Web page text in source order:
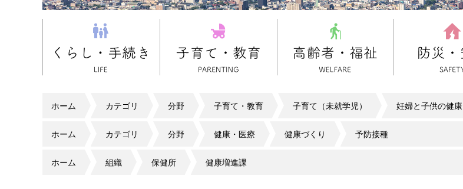
ホーム カテゴリ 分野 子育て・教育 子育て（未就学児） 妊婦と子供の健康
ホーム カテゴリ 分野 健康・医療 健康づくり 予防接種
ホーム 組織 保健所 健康増進課